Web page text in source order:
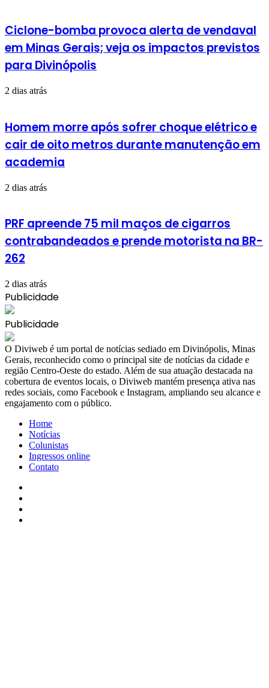
Ciclone-bomba provoca alerta de vendaval
em Minas Gerais; veja os impactos previstos
para Divinópolis
2 dias atrás
Homem morre após sofrer choque elétrico e
cair de oito metros durante manutenção em
academia
2 dias atrás
PRF apreende 75 mil maços de cigarros
contrabandeados e prende motorista na BR-
262
2 dias atrás
Publicidade
Publicidade
​O Diviweb é um portal de notícias sediado em Divinópolis, Minas
Gerais, reconhecido como o principal site de notícias da cidade e
região Centro-Oeste do estado. Além de sua atuação destacada na
cobertura de eventos locais, o Diviweb mantém presença ativa nas
redes sociais, como Facebook e Instagram, ampliando seu alcance e
engajamento com o público.
Home
Notícias
Colunistas
Ingressos online
Contato